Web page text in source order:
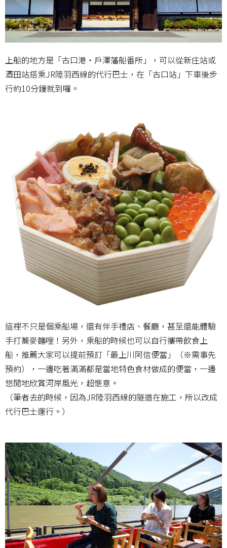
上船的地方是「古口港・戶澤藩船番所」，可以從新庄站或
酒田站搭乘JR陸羽西線的代行巴士，在「古口站」下車後步
行約10分鐘就到囉。
這裡不只是個乘船場，還有伴手禮店、餐廳，甚至還能體驗
手打蕎麥麵哩！另外，乘船的時候也可以自行攜帶飲食上
船，推薦大家可以提前預訂「最上川阿信便當」（※需事先
預約），一邊吃著滿滿都是當地特色食材做成的便當，一邊
悠閒地欣賞河岸風光，超愜意。
（筆者去的時候，因為JR陸羽西線的隧道在施工，所以改成
代行巴士運行。）